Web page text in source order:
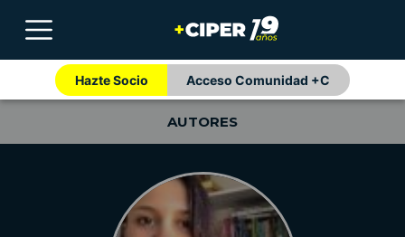
Hazte Socio Acceso Comunidad +C
AUTORES